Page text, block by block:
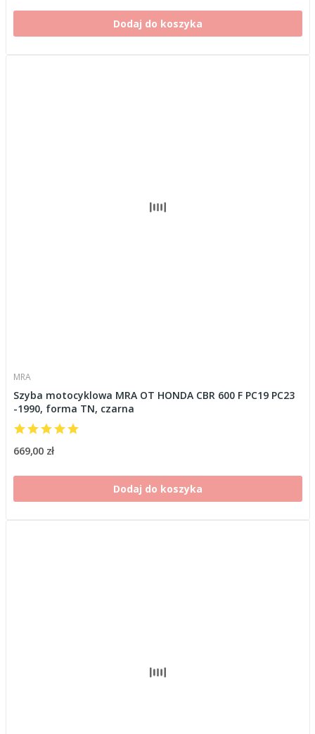
Dodaj do koszyka
MRA
Szyba motocyklowa MRA OT HONDA CBR 600 F PC19 PC23
-1990, forma TN, czarna
669,00 zł
Dodaj do koszyka